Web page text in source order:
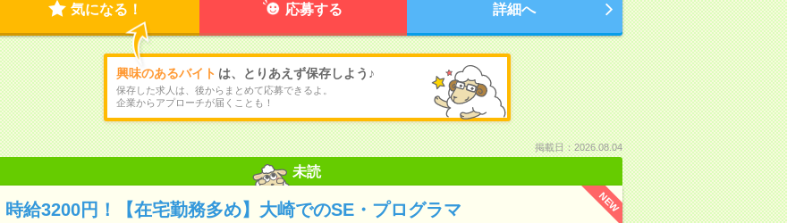
気になる！ 応募する 詳細へ
興味のあるバイト は、とりあえず保存しよう♪
保存した求人は、後からまとめて応募できるよ。
企業からアプローチが届くことも！
掲載日：2026.08.04
未読
NEW
時給3200円！【在宅勤務多め】大崎でのSE・プログラマ